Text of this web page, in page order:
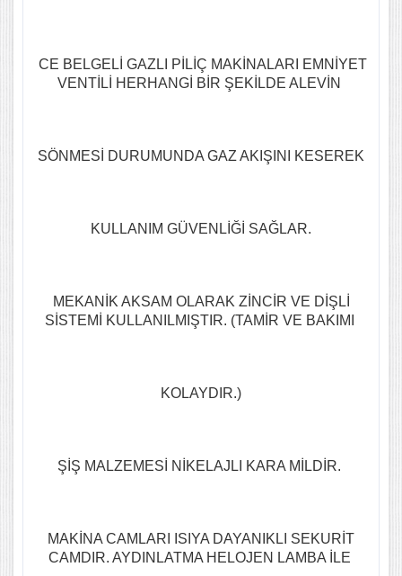
CE BELGELİ GAZLI PİLİÇ MAKİNALARI EMNİYET
VENTİLİ HERHANGİ BİR ŞEKİLDE ALEVİN
SÖNMESİ DURUMUNDA GAZ AKIŞINI KESEREK
KULLANIM GÜVENLİĞİ SAĞLAR.
MEKANİK AKSAM OLARAK ZİNCİR VE DİŞLİ
SİSTEMİ KULLANILMIŞTIR. (TAMİR VE BAKIMI
KOLAYDIR.)
ŞİŞ MALZEMESİ NİKELAJLI KARA MİLDİR.
MAKİNA CAMLARI ISIYA DAYANIKLI SEKURİT
CAMDIR. AYDINLATMA HELOJEN LAMBA İLE